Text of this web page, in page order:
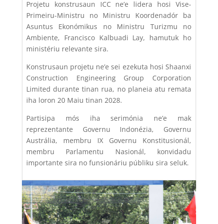
Projetu konstrusaun ICC ne’e lidera hosi Vise-
Primeiru-Ministru no Ministru Koordenadór ba
Asuntus Ekonómikus no Ministru Turizmu no
Ambiente, Francisco Kalbuadi Lay, hamutuk ho
ministériu relevante sira.
Konstrusaun projetu ne’e sei ezekuta hosi Shaanxi
Construction Engineering Group Corporation
Limited durante tinan rua, no planeia atu remata
iha loron 20 Maiu tinan 2028.
Partisipa mós iha serimónia ne’e mak
reprezentante Governu Indonézia, Governu
Austrália, membru IX Governu Konstitusionál,
membru Parlamentu Nasionál, konvidadu
importante sira no funsionáriu públiku sira seluk.